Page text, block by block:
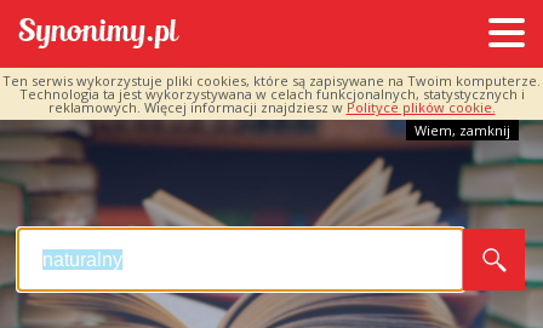
Ten serwis wykorzystuje pliki cookies, które są zapisywane na Twoim komputerze.
Technologia ta jest wykorzystywana w celach funkcjonalnych, statystycznych i
reklamowych. Więcej informacji znajdziesz w Polityce plików cookie.
Wiem, zamknij